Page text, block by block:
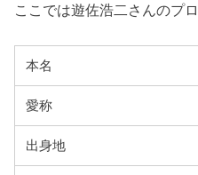
ここでは遊佐浩二さんのプ
本名
愛称
出身地